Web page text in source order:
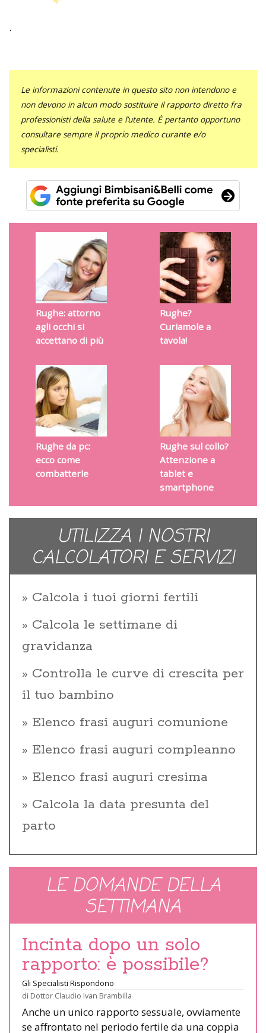
.
Le informazioni contenute in questo sito non intendono e
non devono in alcun modo sostituire il rapporto diretto fra
professionisti della salute e l’utente. È pertanto opportuno
consultare sempre il proprio medico curante e/o
specialisti.
Rughe: attorno
agli occhi si
accettano di più
Rughe?
Curiamole a
tavola!
Rughe da pc:
ecco come
combatterle
Rughe sul collo?
Attenzione a
tablet e
smartphone
UTILIZZA I NOSTRI
CALCOLATORI E SERVIZI
Calcola i tuoi giorni fertili
Calcola le settimane di
gravidanza
Controlla le curve di crescita per
il tuo bambino
Elenco frasi auguri comunione
Elenco frasi auguri compleanno
Elenco frasi auguri cresima
Calcola la data presunta del
parto
LE DOMANDE DELLA
SETTIMANA
Incinta dopo un solo
rapporto: è possibile?
Gli Specialisti Rispondono
di Dottor Claudio Ivan Brambilla
Anche un unico rapporto sessuale, ovviamente
se affrontato nel periodo fertile da una coppia